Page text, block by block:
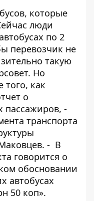
которые
люди
по 2
перевозчик не
такую
Но
того, как
о
пассажиров, -
транспорта
- В
говорится о
обосновании
автобусах
50 коп».